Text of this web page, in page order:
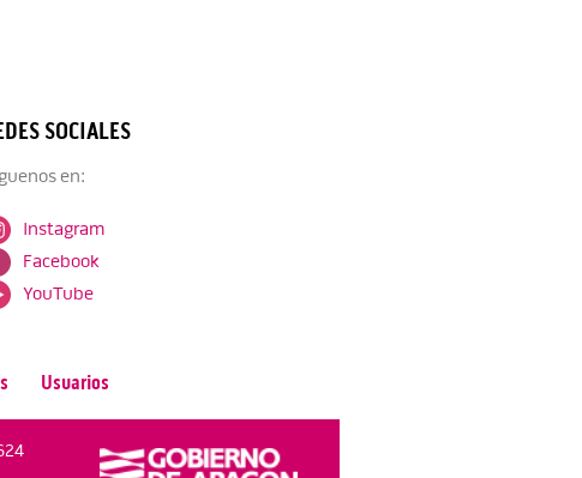
SOCIALES
en:
Instagram
Facebook
YouTube
Usuarios